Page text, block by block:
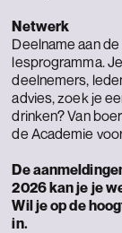
Netwerk
Deelname aan
lesprogramma.
deelnemers,
advies, zoek je
drinken? Van
de Academie
De
2026 kan je je
Wil je op de
in.